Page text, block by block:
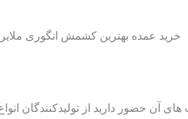
آن حضور دارید از تولیدکنندگان